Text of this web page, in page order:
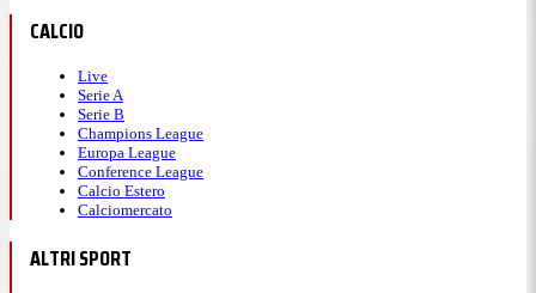
CALCIO
Live
Serie A
Serie B
Champions League
Europa League
Conference League
Calcio Estero
Calciomercato
ALTRI SPORT